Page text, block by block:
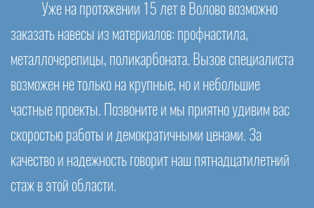
Уже на протяжении 15 лет в Волово возможно
заказать навесы из материалов: профнастила,
металлочерепицы, поликарбоната. Вызов специалиста
возможен не только на крупные, но и небольшие
частные проекты. Позвоните и мы приятно удивим вас
скоростью работы и демократичными ценами. За
качество и надежность говорит наш пятнадцатилетний
стаж в этой области.